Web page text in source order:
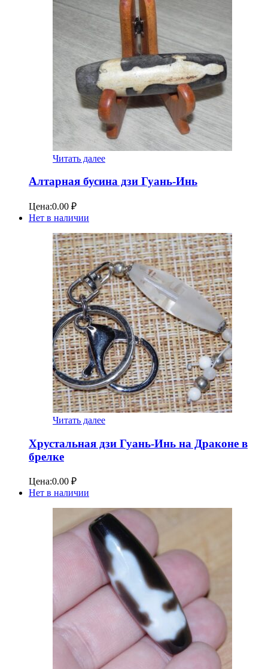
Читать далее
Алтарная бусина дзи Гуань-Инь
Цена:0.00 ₽
Нет в наличии
Читать далее
Хрустальная дзи Гуань-Инь на Драконе в
брелке
Цена:0.00 ₽
Нет в наличии